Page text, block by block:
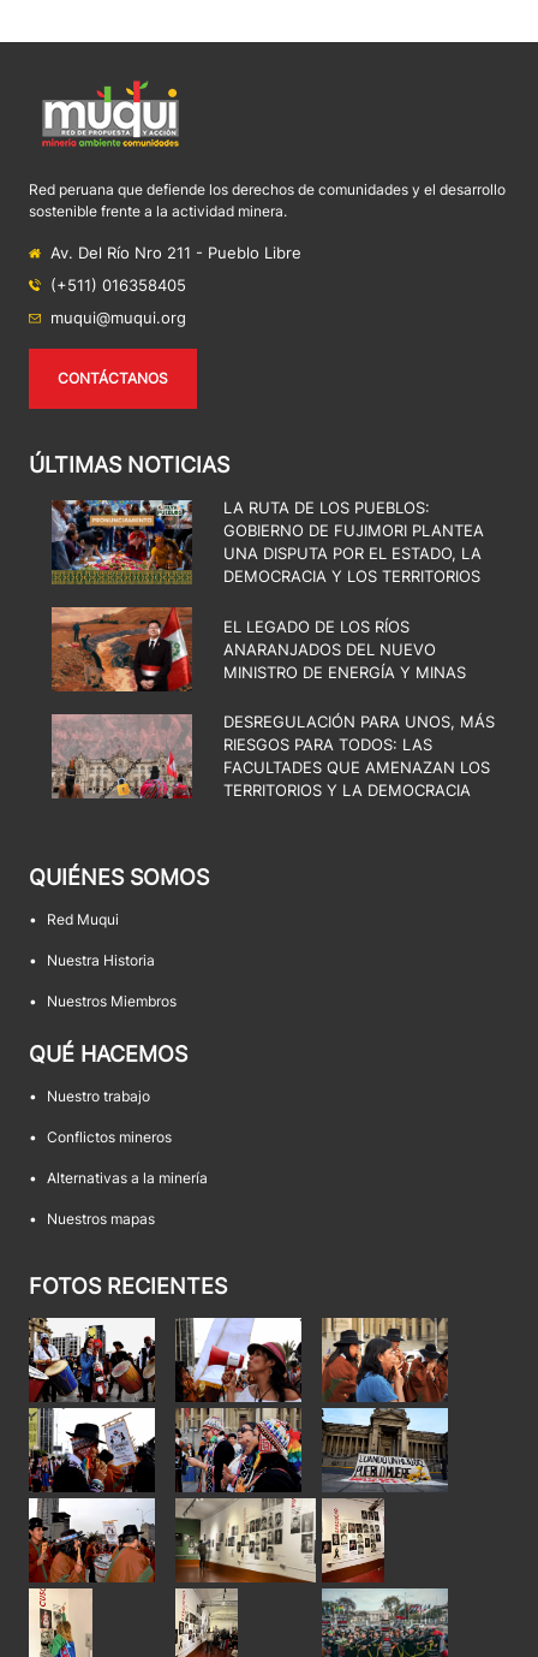
Red peruana que defiende los derechos de comunidades y el desarrollo
sostenible frente a la actividad minera.
Av. Del Río Nro 211 - Pueblo Libre
(+511) 016358405
muqui@muqui.org
CONTÁCTANOS
ÚLTIMAS NOTICIAS
LA RUTA DE LOS PUEBLOS:
GOBIERNO DE FUJIMORI PLANTEA
UNA DISPUTA POR EL ESTADO, LA
DEMOCRACIA Y LOS TERRITORIOS
EL LEGADO DE LOS RÍOS
ANARANJADOS DEL NUEVO
MINISTRO DE ENERGÍA Y MINAS
DESREGULACIÓN PARA UNOS, MÁS
RIESGOS PARA TODOS: LAS
FACULTADES QUE AMENAZAN LOS
TERRITORIOS Y LA DEMOCRACIA
QUIÉNES SOMOS
• Red Muqui
• Nuestra Historia
• Nuestros Miembros
QUÉ HACEMOS
• Nuestro trabajo
• Conflictos mineros
• Alternativas a la minería
• Nuestros mapas
FOTOS RECIENTES